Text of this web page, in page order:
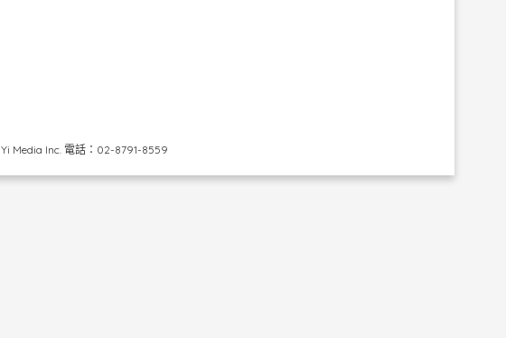
Yi Media Inc. 電話：02-8791-8559